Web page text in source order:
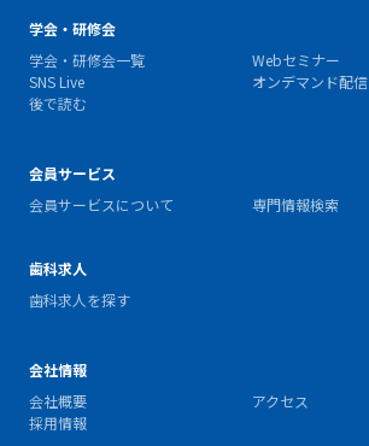
学会・研修会
学会・研修会一覧
Webセミナー
SNS Live
オンデマンド配信
後で読む
会員サービス
会員サービスについて
専門情報検索
歯科求人
歯科求人を探す
会社情報
会社概要
アクセス
採用情報